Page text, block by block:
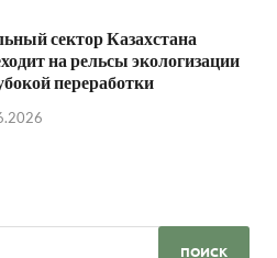
сектор Казахстана
на рельсы экологизации
переработки